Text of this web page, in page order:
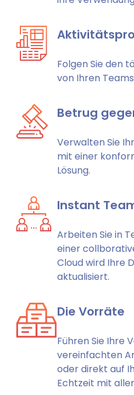
Folgen Sie den
von Ihren
Betrug
Verwalten Sie
mit einer
Lösung.
Instant
Arbeiten Sie in
einer
Cloud wird Ihre
aktualisiert.
Die Vorräte
Führen Sie Ihre
vereinfachten
oder direkt auf
Echtzeit mit